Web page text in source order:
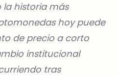
la historia más
hoy puede
de precio a corto
institucional
tras